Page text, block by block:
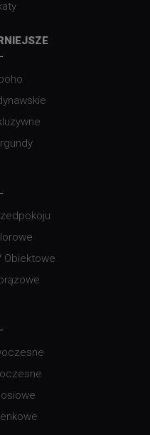
Obiektowe